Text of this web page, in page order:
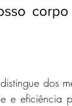
dos
e eficiência